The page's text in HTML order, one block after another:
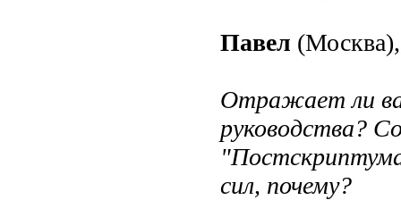
Павел
Отражает ли
руководства?
сил, почему?